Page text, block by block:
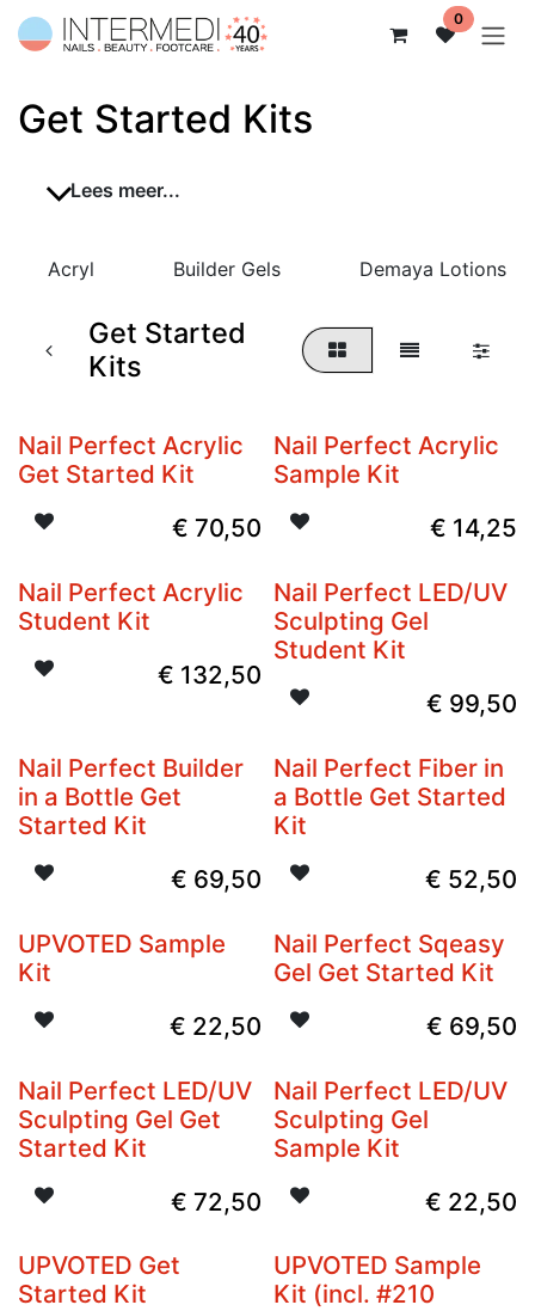
Overslaan naar inhoud 0
Get Started Kits
Lees meer...
Acryl Builder Gels Demaya Lotions
Get Started
Kits
Niet op voorraad
Nail Perfect Acrylic
Get Started Kit
€ 70,50 Niet op voorraad
Nail Perfect Acrylic
Sample Kit
€ 14,25
Niet op voorraad
Nail Perfect Acrylic
Student Kit
€ 132,50
Nail Perfect LED/UV
Sculpting Gel
Student Kit
€ 99,50
Nail Perfect Builder
in a Bottle Get
Started Kit
€ 69,50
Nail Perfect Fiber in
a Bottle Get Started
Kit
€ 52,50
UPVOTED Sample
Kit
€ 22,50
Nail Perfect Sqeasy
Gel Get Started Kit
€ 69,50
Nail Perfect LED/UV
Sculpting Gel Get
Started Kit
€ 72,50
Nail Perfect LED/UV
Sculpting Gel
Sample Kit
€ 22,50
UPVOTED Get
Started Kit
UPVOTED Sample
Kit (incl. #210